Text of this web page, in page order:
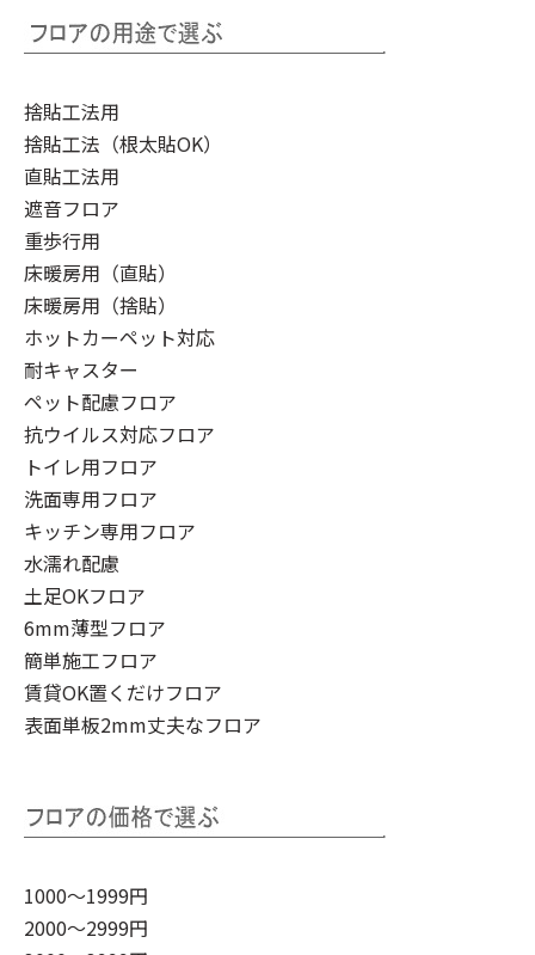
捨貼工法用
捨貼工法（根太貼OK）
直貼工法用
遮音フロア
重歩行用
床暖房用（直貼）
床暖房用（捨貼）
ホットカーペット対応
耐キャスター
ペット配慮フロア
抗ウイルス対応フロア
トイレ用フロア
洗面専用フロア
キッチン専用フロア
水濡れ配慮
土足OKフロア
6mm薄型フロア
簡単施工フロア
賃貸OK置くだけフロア
表面単板2mm丈夫なフロア
1000～1999円
2000～2999円